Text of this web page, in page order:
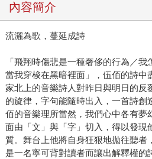
內容簡介
流灑為歌，蔓延成詩
「飛翔時傷悲是一種奢侈的行為／
當我穿梭在黑暗裡面」，伍佰的詩中
家北上的音樂詩人對昨日與明日的反
的旋律，字句能隨時出入，一首詩創
佰的音樂理所當然，我們心中各有夢
面由「文」與「字」切入，得以發現
質。舞台上他將自身狂狠地拋往聽者
是一名寧可背對讀者而讓出解釋權的